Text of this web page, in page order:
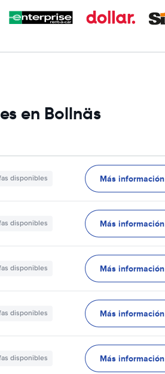
en Bollnäs
disponibles Más información
disponibles Más información
disponibles Más información
disponibles Más información
disponibles Más información